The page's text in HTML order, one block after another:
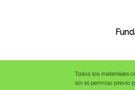
Todos los materiales
sin el permiso previo